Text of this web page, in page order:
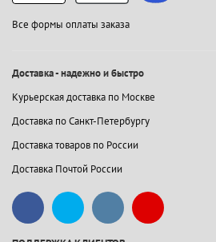
Все формы оплаты заказа
Доставка - надежно и быстро
Курьерская доставка по Москве
Доставка по Санкт-Петербургу
Доставка товаров по России
Доставка Почтой России